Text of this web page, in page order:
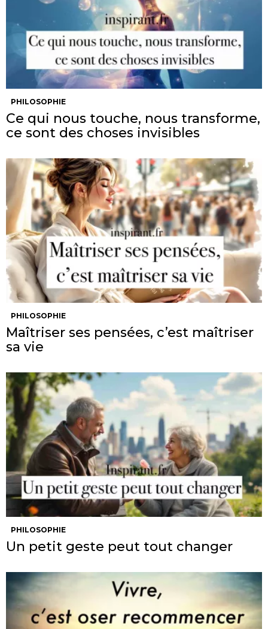
PHILOSOPHIE
Ce qui nous touche, nous transforme,
ce sont des choses invisibles
PHILOSOPHIE
Maîtriser ses pensées, c’est maîtriser
sa vie
PHILOSOPHIE
Un petit geste peut tout changer